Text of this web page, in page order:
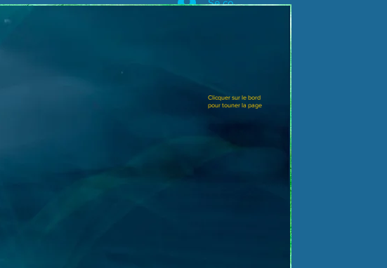
Se connecter
Clicquer sur le bord
pour touner la page